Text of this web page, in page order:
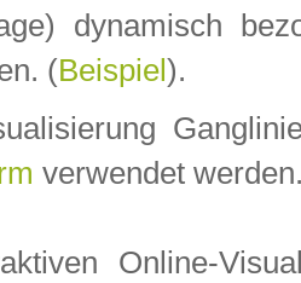
dynamisch
(Beispiel ).
verwendet
Online-